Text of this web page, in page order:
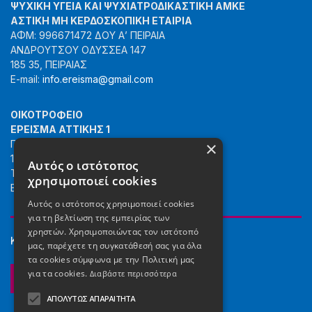
ΨΥΧΙΚΗ ΥΓΕΙΑ ΚΑΙ ΨΥΧΙΑΤΡΟΔΙΚΑΣΤΙΚΗ ΑΜΚΕ
ΑΣΤΙΚΗ ΜΗ ΚΕΡΔΟΣΚΟΠΙΚΗ ΕΤΑΙΡΙΑ
ΑΦΜ: 996671472 ΔΟΥ Α’ ΠΕΙΡΑΙΑ
ΑΝΔΡΟΥΤΣΟΥ ΟΔΥΣΣΕΑ 147
185 35, ΠΕΙΡΑΙΑΣ
E-mail: info.ereisma@gmail.com
ΟΙΚΟΤΡΟΦΕΙΟ
ΕΡΕΙΣΜΑ ΑΤΤΙΚΗΣ 1
ΓΙΑΝΝΗ ΣΟΥΚΑ 22 & ΚΟΥΡΜΑ 13
115 22, ΑΘΗΝΑ
ΤΗΛ.:2168085400
E-mail:info.ereisma@gmail.com
ΚΟΙΝΩΝΙΚΆ ΔΊΚΤΥΑ
×
Αυτός ο ιστότοπος
χρησιμοποιεί cookies
Αυτός ο ιστότοπος χρησιμοποιεί cookies
για τη βελτίωση της εμπειρίας των
χρηστών. Χρησιμοποιώντας τον ιστότοπό
μας, παρέχετε τη συγκατάθεσή σας για όλα
τα cookies σύμφωνα με την Πολιτική μας
για τα cookies. Διαβάστε περισσότερα
ΑΠΟΛΎΤΩΣ ΑΠΑΡΑΊΤΗΤΑ